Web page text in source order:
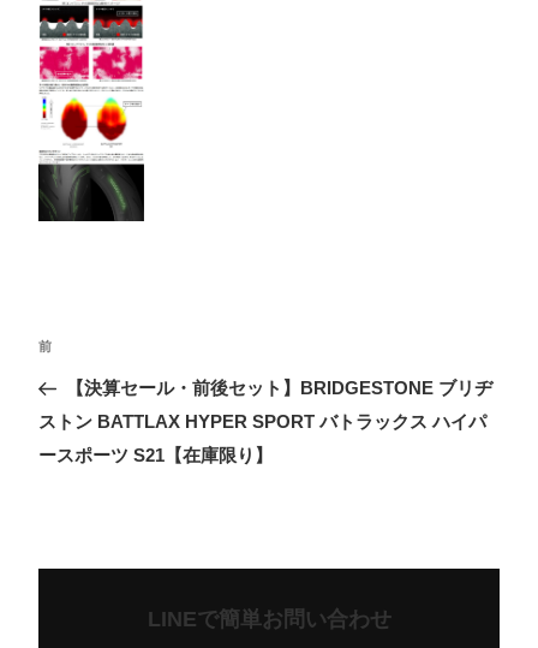
ナ
ビ
ゲ
ョ
前
の
投
稿
前
【決算セール・前後セット】BRIDGESTONE ブリヂ
ストン BATTLAX HYPER SPORT バトラックス ハイパ
ースポーツ S21【在庫限り】
LINEで簡単お問い合わせ